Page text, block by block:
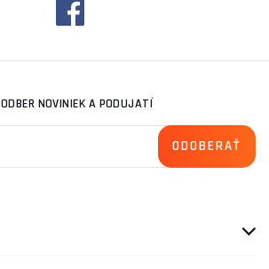
ODBER NOVINIEK A PODUJATÍ